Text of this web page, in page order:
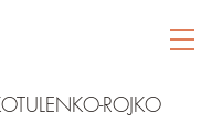
ROJKO